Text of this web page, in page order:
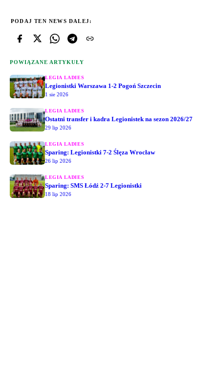
PODAJ TEN NEWS DALEJ:
POWIĄZANE ARTYKUŁY
LEGIA LADIES
Legionistki Warszawa 1-2 Pogoń Szczecin
1 sie 2026
LEGIA LADIES
Ostatni transfer i kadra Legionistek na sezon 2026/27
29 lip 2026
LEGIA LADIES
Sparing: Legionistki 7-2 Ślęza Wrocław
26 lip 2026
LEGIA LADIES
Sparing: SMS Łódź 2-7 Legionistki
18 lip 2026